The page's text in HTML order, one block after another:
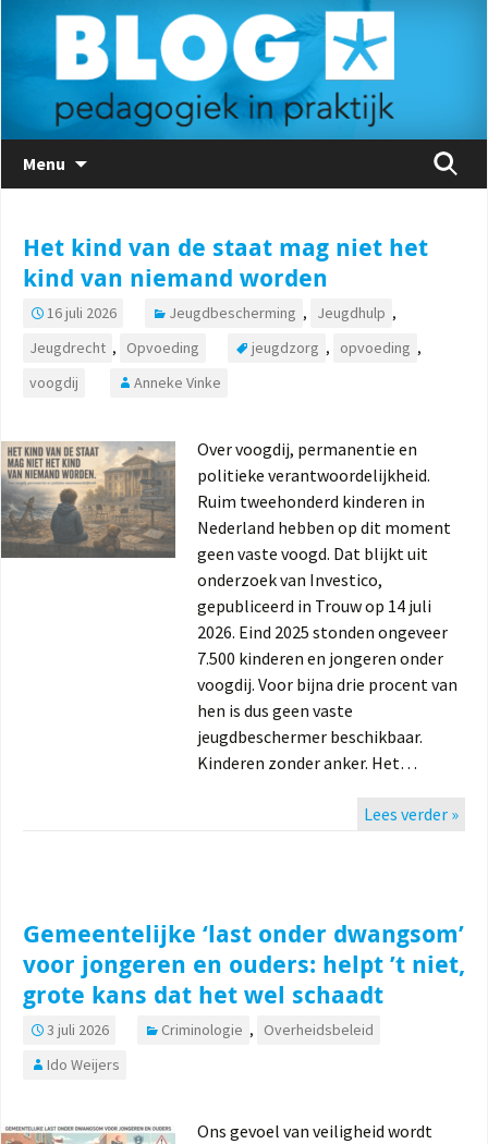
Menu
Zoeken
naar:
Het kind van de staat mag niet het
kind van niemand worden
16 juli 2026 Jeugdbescherming , Jeugdhulp ,
Jeugdrecht , Opvoeding jeugdzorg , opvoeding ,
voogdij
Anneke Vinke
Over voogdij, permanentie en
politieke verantwoordelijkheid.
Ruim tweehonderd kinderen in
Nederland hebben op dit moment
geen vaste voogd. Dat blijkt uit
onderzoek van Investico,
gepubliceerd in Trouw op 14 juli
2026. Eind 2025 stonden ongeveer
7.500 kinderen en jongeren onder
voogdij. Voor bijna drie procent van
hen is dus geen vaste
jeugdbeschermer beschikbaar.
Kinderen zonder anker. Het…
Lees verder »
Gemeentelijke ‘last onder dwangsom’
voor jongeren en ouders: helpt ’t niet,
grote kans dat het wel schaadt
3 juli 2026 Criminologie ,
Overheidsbeleid
Ido Weijers
Ons gevoel van veiligheid wordt